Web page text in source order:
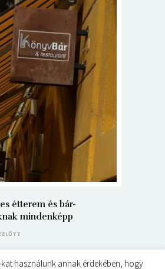
étterem és bár-
mindenképp
használunk annak érdekében, hogy